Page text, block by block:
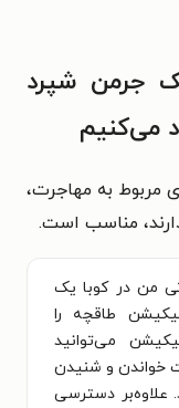
جرمن شپرد
می‌کنیم
مربوط به مهاجرت،
مناسب است.
من در کوبا یک
طاقچه را
می‌توانید
خواندن و شنیدن
علاوه‌بر دسترسی